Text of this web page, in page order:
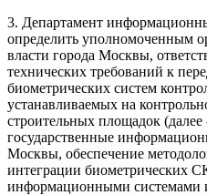
3. Департамент
определить уполномоченным
власти города Москвы,
технических требований к
биометрических систем
устанавливаемых на
строительных площадок
государственные
Москвы, обеспечение
интеграции биометрических
информационными системами